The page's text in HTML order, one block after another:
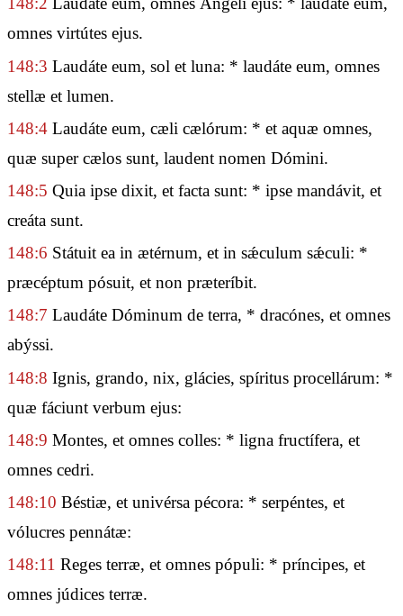
omnes virtútes ejus.
148:3 Laudáte eum, sol et luna: * laudáte eum, omnes
stellæ et lumen.
148:4 Laudáte eum, cæli cælórum: * et aquæ omnes,
quæ super cælos sunt, laudent nomen Dómini.
148:5 Quia ipse dixit, et facta sunt: * ipse mandávit, et
creáta sunt.
148:6 Státuit ea in ætérnum, et in sǽculum sǽculi: *
præcéptum pósuit, et non præteríbit.
148:7 Laudáte Dóminum de terra, * dracónes, et omnes
abýssi.
148:8 Ignis, grando, nix, glácies, spíritus procellárum: *
quæ fáciunt verbum ejus:
148:9 Montes, et omnes colles: * ligna fructífera, et
omnes cedri.
148:10 Béstiæ, et univérsa pécora: * serpéntes, et
vólucres pennátæ:
148:11 Reges terræ, et omnes pópuli: * príncipes, et
omnes júdices terræ.